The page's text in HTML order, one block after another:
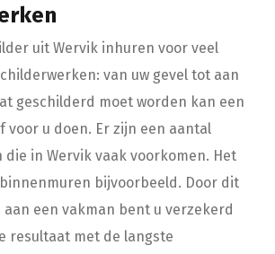
uit Wervik inhuren voor veel
van uw gevel tot aan
geschilderd moet worden kan een
voor u doen. Er zijn een aantal
in Wervik vaak voorkomen. Het
bijvoorbeeld. Door dit
een vakman bent u verzekerd
resultaat met de langste